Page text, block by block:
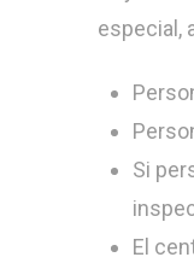
especial,
Si
El